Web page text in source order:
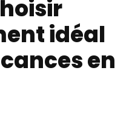
idéal
en